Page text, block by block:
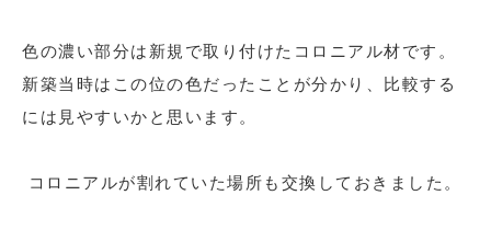
色の濃い部分は新規で取り付けたコロニアル材です。
新築当時はこの位の色だったことが分かり、比較する
には見やすいかと思います。
コロニアルが割れていた場所も交換しておきました。